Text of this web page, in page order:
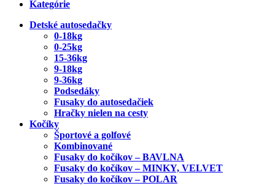
Kategórie
Detské autosedačky
0-18kg
0-25kg
15-36kg
9-18kg
9-36kg
Podsedáky
Fusaky do autosedačiek
Hračky nielen na cesty
Kočíky
Športové a golfové
Kombinované
Fusaky do kočíkov – BAVLNA
Fusaky do kočíkov – MINKY, VELVET
Fusaky do kočíkov – POLAR